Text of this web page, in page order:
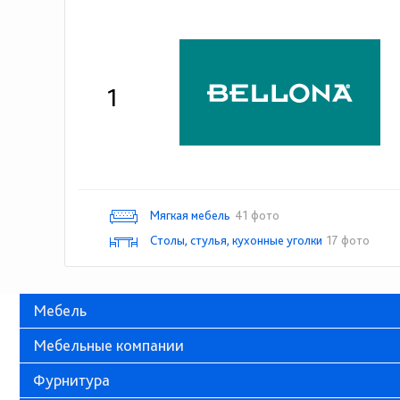
1
Мягкая мебель 41 фото
Столы, стулья, кухонные уголки 17 фото
Мебель
Мебельные компании
Фурнитура